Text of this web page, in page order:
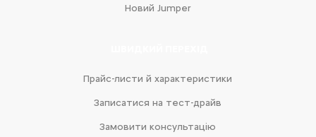
Новий Jumper
Прайс-листи й характеристики
Записатися на тест-драйв
Замовити консультацію